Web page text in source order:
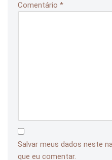
Comentário *
Salvar meus dados neste
que eu comentar.